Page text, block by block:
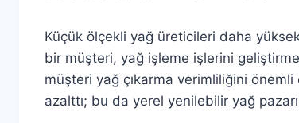
Küçük ölçekli yağ üreticileri daha
bir müşteri, yağ işleme işlerini
müşteri yağ çıkarma verimliliğini
azalttı; bu da yerel yenilebilir yağ